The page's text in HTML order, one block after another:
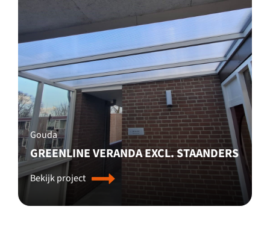
Gouda
GREENLINE VERANDA EXCL. STAANDERS
Bekijk project